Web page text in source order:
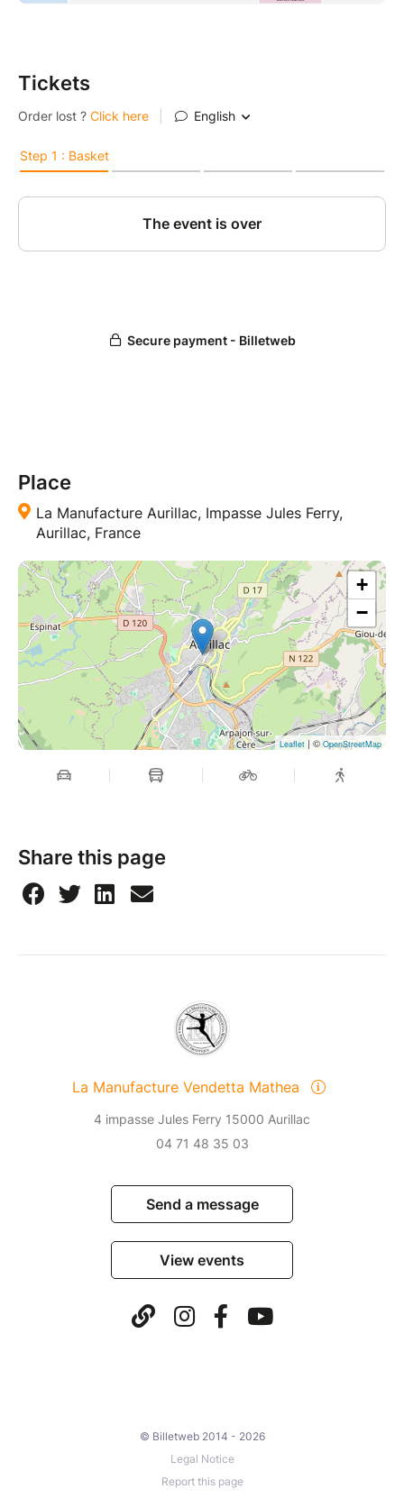
Tickets
Place
La Manufacture Aurillac, Impasse Jules Ferry,
Aurillac, France
+
−
Leaflet | © OpenStreetMap
Share this page
La Manufacture Vendetta Mathea
4 impasse Jules Ferry 15000 Aurillac
04 71 48 35 03
Send a message
View events
© Billetweb 2014 - 2026
Legal Notice
Report this page